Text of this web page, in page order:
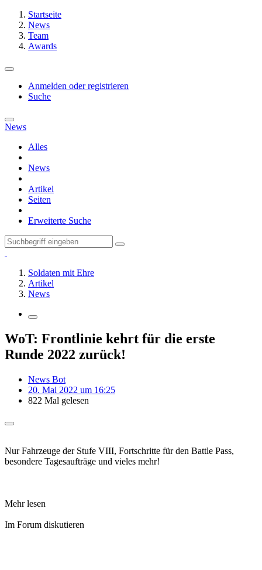
Startseite
News
Team
Awards
Anmelden oder registrieren
Suche
News
Alles
News
Artikel
Seiten
Erweiterte Suche
Soldaten mit Ehre
Artikel
News
WoT: Frontlinie kehrt für die erste
Runde 2022 zurück!
News Bot
20. Mai 2022 um 16:25
822 Mal gelesen
Nur Fahrzeuge der Stufe VIII, Fortschritte für den Battle Pass,
besondere Tagesaufträge und vieles mehr!
Mehr lesen
Im Forum diskutieren